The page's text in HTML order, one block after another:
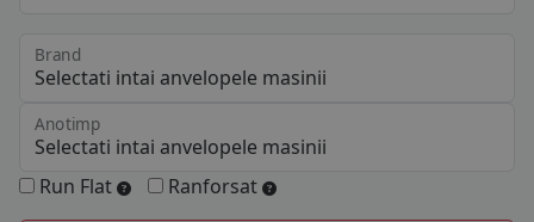
Brand
Anotimp
Run Flat Ranforsat